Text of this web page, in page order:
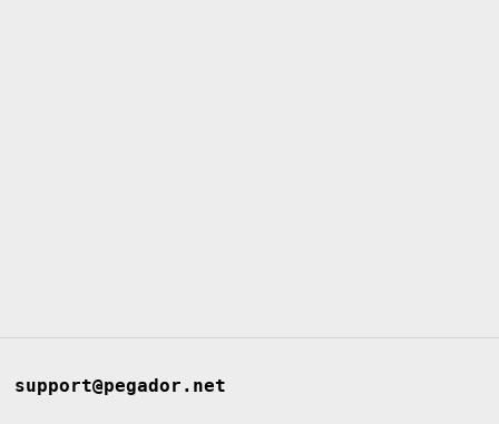
support@pegador.net